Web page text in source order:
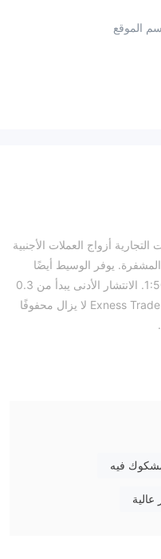
الموقع
أزواج العملات الأجنبية
يوفر الوسيط أيضًا
أربعة حسابات برافعة مالية تصل إلى 1:500. الانتشار الأدنى يبدأ من 0.3
نقطة والحد الأدنى للإيداع هو 300 دولار. Exness Trade لا يزال محفوفًا
الأسهم، والعملات
فيه